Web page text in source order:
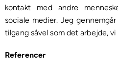
kontakt med andre
sociale medier. Jeg
tilgangsåvel som det arbejde, vi
Referencer